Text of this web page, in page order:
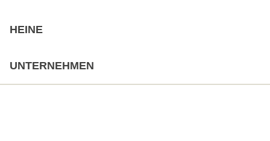
HEINE
UNTERNEHMEN